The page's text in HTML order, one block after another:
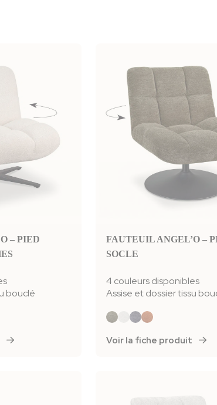
– PIED
bouclé
FAUTEUIL ANGEL’O –
SOCLE
4 couleurs disponibles
Assise et dossier tissu
Voir la fiche produit